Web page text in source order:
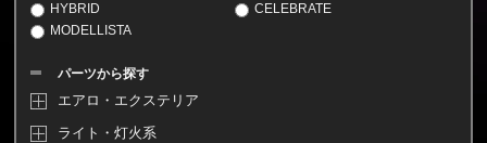
HYBRID
CELEBRATE
MODELLISTA
パーツから探す
エアロ・エクステリア
ライト・灯火系